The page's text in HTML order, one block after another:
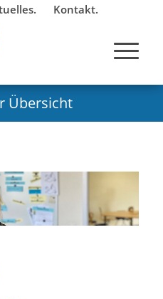
Kontakt.
Übersicht